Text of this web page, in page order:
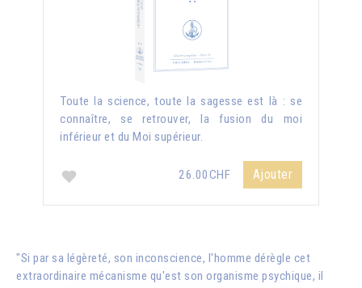
Toute la science, toute la sagesse est là : se
connaître, se retrouver, la fusion du moi
inférieur et du Moi supérieur.
26.00CHF Ajouter
"Si par sa légèreté, son inconscience, l'homme dérègle cet
extraordinaire mécanisme qu'est son organisme psychique, il